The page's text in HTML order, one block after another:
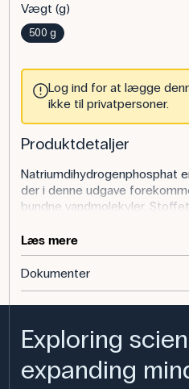
Vægt (g)
500 g
Log ind for at lægge
ikke til privatpersoner.
Produktdetaljer
Natriumdihydrogenphosphat
der i denne udgave
bundne vandmolekyler.
registreret under CAS-
let i vand og leveres her i ren
g, hvilket gør det anvendeligt
laboratoriebrug.
I kemiundervisningen kan
bruges til at fremstille
natriumhydrogenphosphat,
Læs mere
Dokumenter
Exploring
expanding